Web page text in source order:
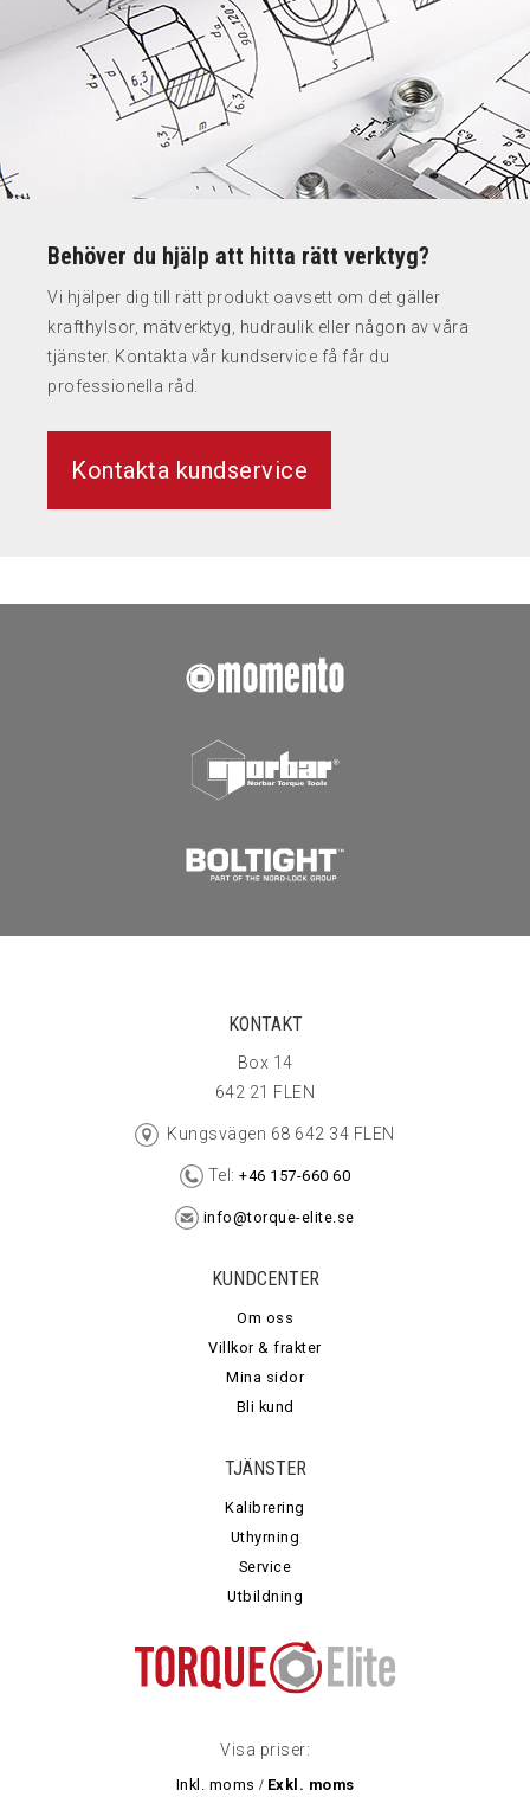
Behöver du hjälp att hitta rätt verktyg?
Vi hjälper dig till rätt produkt oavsett om det gäller
krafthylsor, mätverktyg, hudraulik eller någon av våra
tjänster. Kontakta vår kundservice få får du
professionella råd.
Kontakta kundservice
KONTAKT
Box 14
642 21 FLEN
Kungsvägen 68 642 34 FLEN
Tel: +46 157-660 60
info@torque-elite.se
KUNDCENTER
Om oss
Villkor & frakter
Mina sidor
Bli kund
TJÄNSTER
Kalibrering
Uthyrning
Service
Utbildning
Visa priser:
Inkl. moms / Exkl. moms